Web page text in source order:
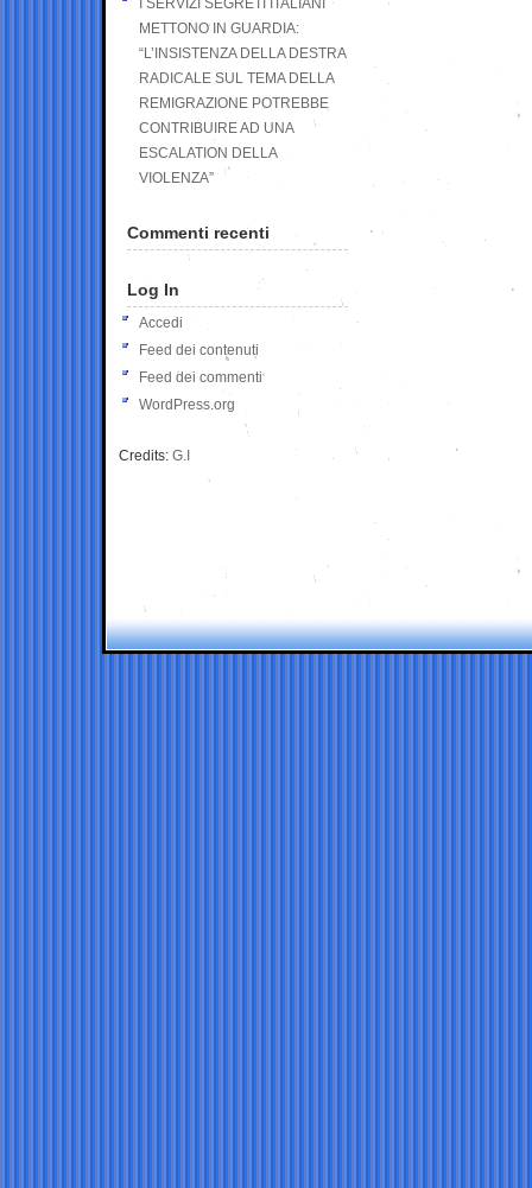
I SERVIZI SEGRETI ITALIANI
METTONO IN GUARDIA:
“L’INSISTENZA DELLA DESTRA
RADICALE SUL TEMA DELLA
REMIGRAZIONE POTREBBE
CONTRIBUIRE AD UNA
ESCALATION DELLA
VIOLENZA”
Commenti recenti
Log In
Accedi
Feed dei contenuti
Feed dei commenti
WordPress.org
Credits: G.I